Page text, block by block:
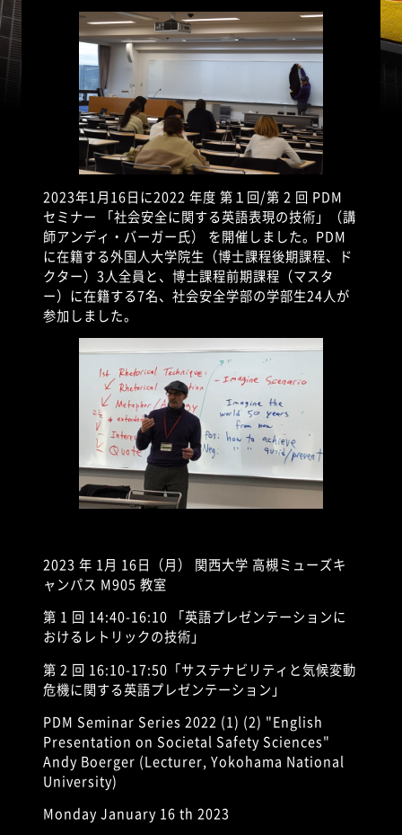
2023年1月16日に2022年度 第１回/第 2 回 PDM
セミナー 「社会安全に関する英語表現の技術」（講
師アンディ・バーガー氏） を開催しました。 PDM
に在籍する外国人大学院生（博士課程後期課程、ド
クター）3人全員と、博士課程前期課程（マスタ
ー）に在籍する7名、社会安全学部の学部生24人が
参加しました。
2023 年 1月 16日（月） 関西大学 高槻ミューズキ
ャンパス M905教室
第 1 回 14:40-16:10
「英語プレゼンテーションに
おけるレトリックの技術」
第 2 回 16:10-17:50 「サステナビリティと気候変動
危機に関する英語プレゼンテーション」
PDM Seminar Series 2022 (1) (2) "English
Presentation on Societal Safety Sciences"
Andy Boerger (Lecturer, Yokohama National
University)
Monday January 16 th 2023